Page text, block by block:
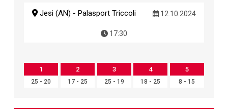
Jesi (AN) - Palasport Triccoli 12.10.2024
17:30
1
25 - 20
2
17 - 25
3
25 - 19
4
18 - 25
5
8 - 15